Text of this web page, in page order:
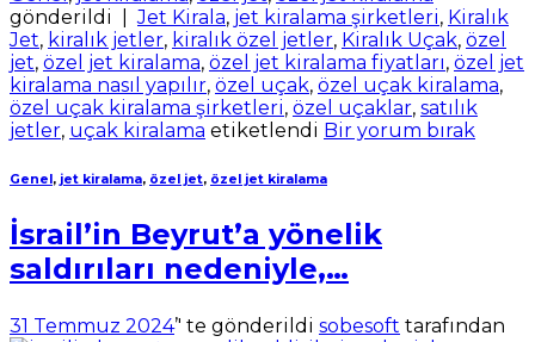
gönderildi
Jet Kirala, jet kiralama şirketleri, Kiralık
Jet, kiralık jetler, kiralık özel jetler, Kiralık Uçak, özel
jet, özel jet kiralama, özel jet kiralama fiyatları, özel jet
kiralama nasıl yapılır, özel uçak, özel uçak kiralama,
özel uçak kiralama şirketleri, özel uçaklar, satılık
jetler, uçak kiralama etiketlendi Bir yorum bırak
Genel , jet kiralama, özel jet, özel jet kiralama
İsrail’in Beyrut’a yönelik
saldırıları nedeniyle,…
31 Temmuz 2024’' te gönderildi sobesoft tarafından